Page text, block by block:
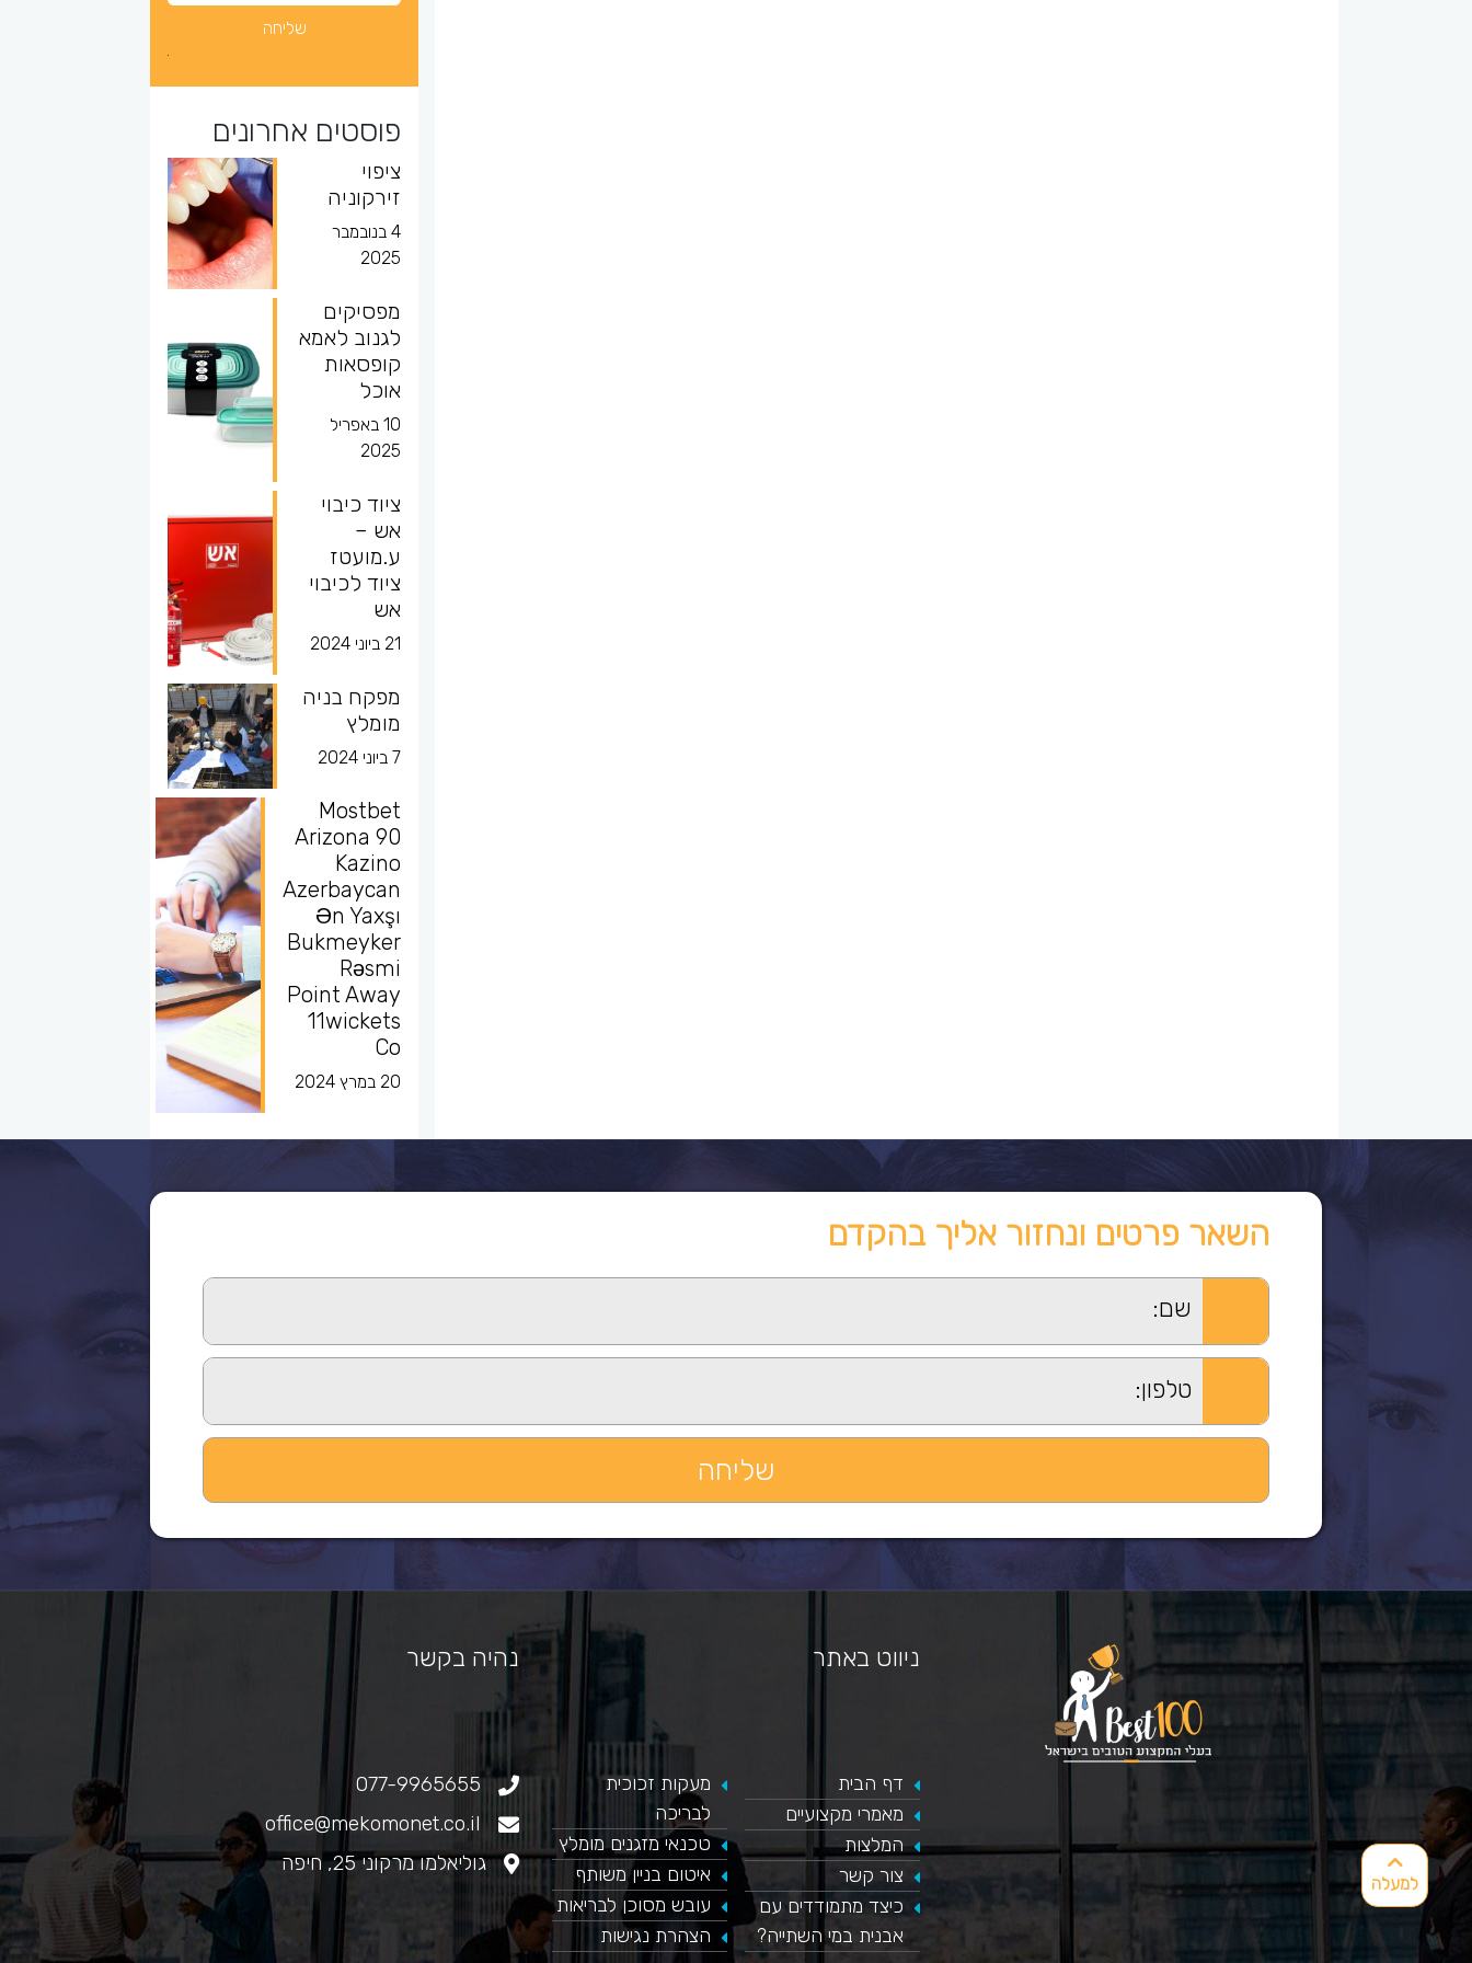
פוסטים אחרונים
ציפוי
זירקוניה
4 בנובמבר
2025
מפסיקים
לגנוב לאמא
קופסאות
אוכל
10 באפריל
2025
ציוד כיבוי
אש –
ע.מועטז
ציוד לכיבוי
אש
21 ביוני 2024
מפקח בניה
מומלץ
7 ביוני 2024
Mostbet
Arizona 90
Kazino
Azerbaycan
Ən Yaxşı
Bukmeyker
Rəsmi
Point Away
11wickets
Co
20 במרץ 2024
למעלה
השאר פרטים ונחזור אליך בהקדם
כאן מופיע חלון פייסבוק, למעבר לפייסבוק לחץ כאן
ניווט באתר
דף הבית
מאמרי מקצועיים
המלצות
צור קשר
כיצד מתמודדים עם
אבנית במי השתייה?
​מעקות זכוכית
לבריכה
טכנאי מזגנים מומלץ
איטום בניין משותף
עובש מסוכן לבריאות
הצהרת נגישות
נהיה בקשר
077-9965655
office@mekomonet.co.il
גוליאלמו מרקוני 25, חיפה